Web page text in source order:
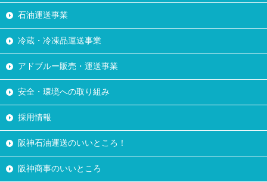
石油運送事業
冷蔵・冷凍品運送事業
アドブルー販売・運送事業
安全・環境への取り組み
採用情報
阪神石油運送のいいところ！
阪神商事のいいところ